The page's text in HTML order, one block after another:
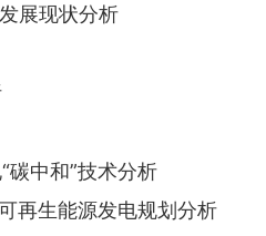
展现状分析
碳中和”技术分析
再生能源发电规划分析